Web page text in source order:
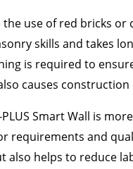
use of red bricks or
skills and takes
is required to
causes
Smart Wall is
requirements and
also helps to reduce